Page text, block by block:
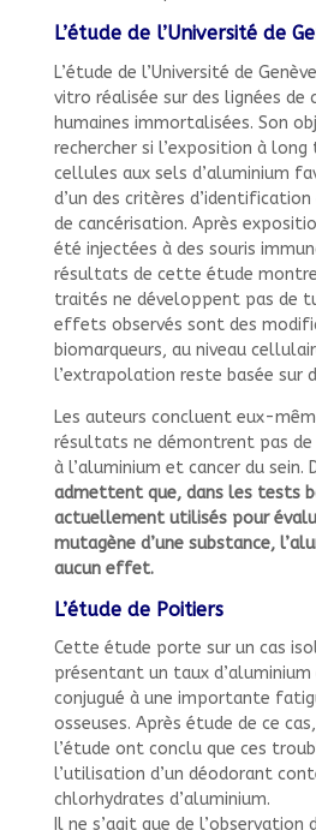
L’étude de l’Université de
L’étude de l’Université de
vitro réalisée sur des lignées de
humaines immortalisées. Son
rechercher si l’exposition à long
cellules aux sels d’aluminium
d’un des critères
de cancérisation. Après
été injectées à des souris
résultats de cette étude
traités ne développent pas de
effets observés sont des
biomarqueurs, au niveau
l’extrapolation reste basée sur
Les auteurs concluent eux-
résultats ne démontrent pas
à l’aluminium et cancer du sein.
admettent que, dans les tests
actuellement utilisés pour
mutagène d’une substance,
aucun effet.
L’étude de Poitiers
Cette étude porte sur un cas
présentant un taux d’aluminium
conjugué à une importante
osseuses. Après étude de ce
l’étude ont conclu que ces
l’utilisation d’un déodorant
chlorhydrates d’aluminium.
Il ne s’agit que de l’observation